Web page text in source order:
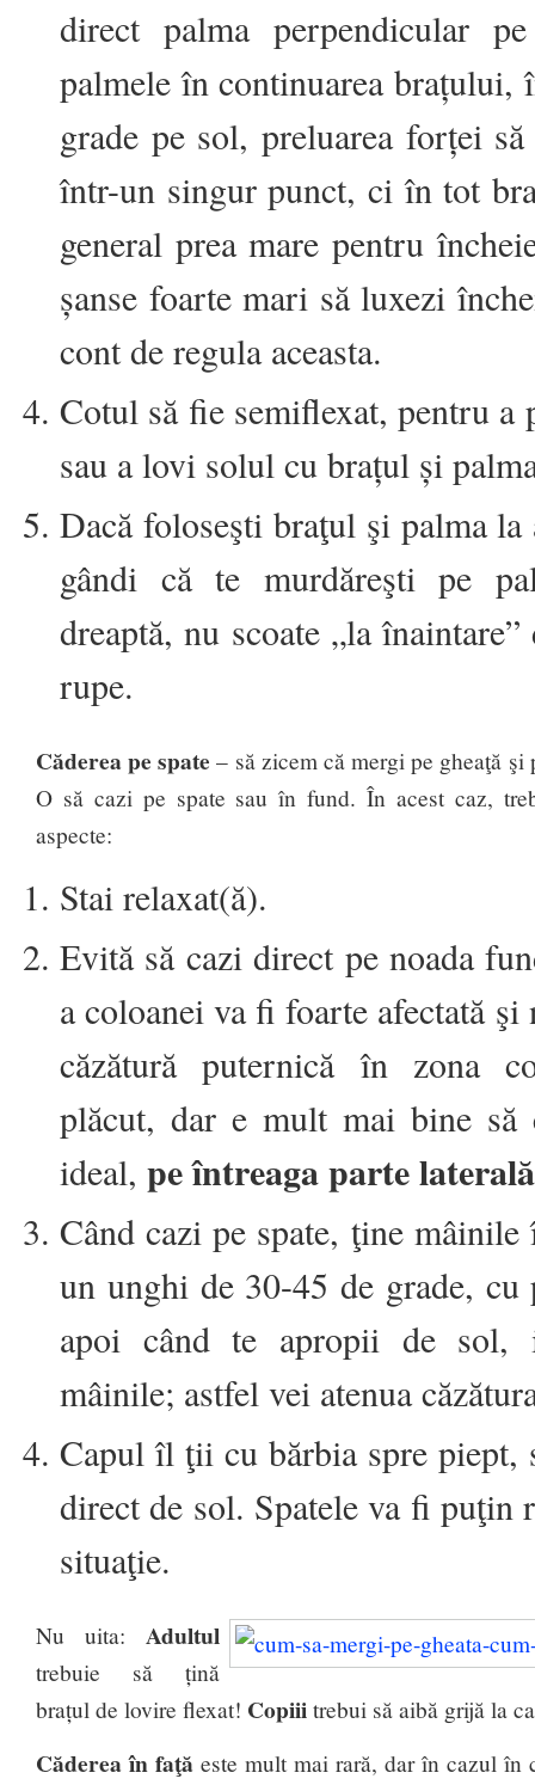
direct palma perpendicular
palmele în continuarea brațului,
grade pe sol, preluarea forței
într-un singur punct, ci în tot
general prea mare pentru
șanse foarte mari să luxezi
cont de regula aceasta.
Cotul să fie semiflexat, pentru a
sau a lovi solul cu brațul și
Dacă foloseşti braţul şi palma
gândi că te murdăreşti pe
dreaptă, nu scoate „la
rupe.
Căderea pe spate – să zicem că mergi pe gheaţă
O să cazi pe spate sau în fund. În acest caz,
aspecte:
Stai relaxat(ă).
Evită să cazi direct pe noada
a coloanei va fi foarte afectată
căzătură puternică în zona
plăcut, dar e mult mai bine să
ideal, pe întreaga parte
Când cazi pe spate, ţine mâinile
un unghi de 30-45 de grade, cu
apoi când te apropii de sol,
mâinile; astfel vei atenua
Capul îl ţii cu bărbia spre piept,
direct de sol. Spatele va fi puţin
situaţie.
Nu uita: Adultul
trebuie să țină
brațul de lovire flexat! Copiii trebui să aibă grijă la
Căderea în faţă este mult mai rară, dar în cazul în